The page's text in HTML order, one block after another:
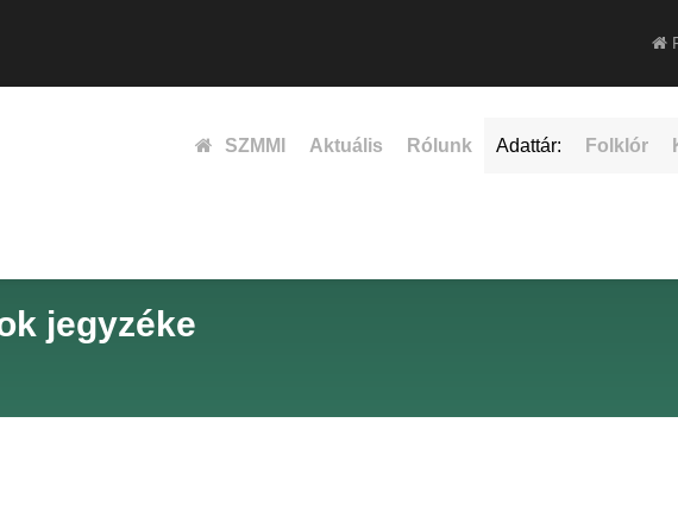
SZMMI Aktuális Rólunk Adattár: Folklór
jegyzéke